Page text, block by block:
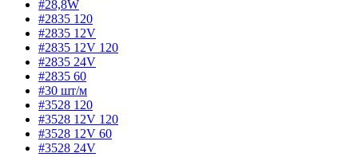
#28,8W
#2835 120
#2835 12V
#2835 12V 120
#2835 24V
#2835 60
#30 шт/м
#3528 120
#3528 12V 120
#3528 12V 60
#3528 24V